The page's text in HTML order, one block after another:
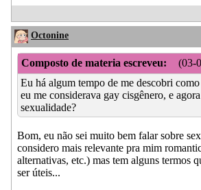
Octonine
(03-
Composto de materia escreveu:
Eu há algum tempo de me descobri
eu me considerava gay cisgênero, e
sexualidade?
Bom, eu não sei muito bem falar sobre
considero mais relevante pra mim
alternativas, etc.) mas tem alguns termos
ser úteis...